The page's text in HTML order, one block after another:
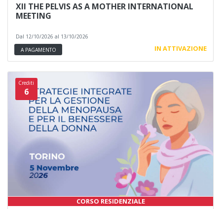
XII THE PELVIS AS A MOTHER INTERNATIONAL
MEETING
Dal 12/10/2026 al 13/10/2026
A PAGAMENTO
IN ATTIVAZIONE
Crediti
6
CORSO RESIDENZIALE